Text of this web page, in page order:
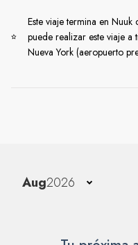
Este viaje termina en Nuuk
puede realizar este viaje a
Nueva York (aeropuerto